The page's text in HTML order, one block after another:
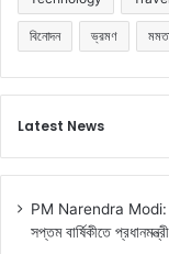
বিনোদন ভ্রমণ
Latest News
PM Narendra Modi:
সপ্তম বার্ষিকীতে